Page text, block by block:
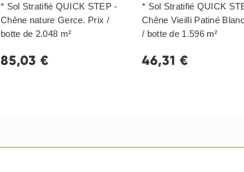
* Sol Stratifié QUICK STEP -
Chêne nature Gerce. Prix /
botte de 2.048 m²
85,03 €
* Sol Stratifié QUICK
Chêne Vieilli Patiné
/ botte de 1.596 m²
46,31 €